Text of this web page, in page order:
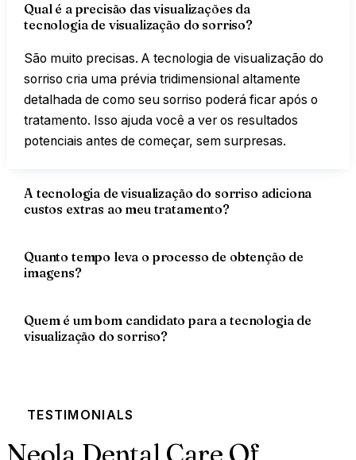
Qual é a precisão das visualizações da
tecnologia de visualização do sorriso?
São muito precisas. A tecnologia de visualização do
sorriso cria uma prévia tridimensional altamente
detalhada de como seu sorriso poderá ficar após o
tratamento. Isso ajuda você a ver os resultados
potenciais antes de começar, sem surpresas.
A tecnologia de visualização do sorriso adiciona
custos extras ao meu tratamento?
Quanto tempo leva o processo de obtenção de
imagens?
Quem é um bom candidato para a tecnologia de
visualização do sorriso?
TESTIMONIALS